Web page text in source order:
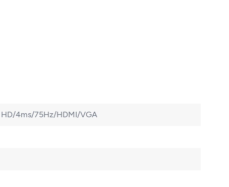
4ms/75Hz/HDMI/VGA